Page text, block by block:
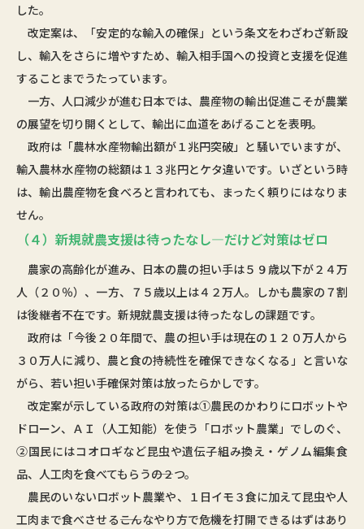
した。
改定案は、「安定的な輸入の確保」という条文をわざわざ新設
し、輸入をさらに増やすため、輸入相手国への投資と支援を促進
することまでうたっています。
一方、人口減少が進む日本では、農産物の輸出促進こそが農業
の展望を切り開くとして、輸出に血道をあげることを表明。
政府は「農林水産物輸出額が１兆円突破」と騒いでいますが、
輸入農林水産物の総額は１３兆円とケタ違いです。いざという時
は、輸出農産物を食べろと言われても、まったく頼りにはなりま
せん。
（４）新規就農支援は待ったなし―だけど対策はゼロ
農家の高齢化が進み、日本の農の担い手は５９歳以下が２４万
人（２０％）、一方、７５歳以上は４２万人。しかも農家の７割
は後継者不在です。新規就農支援は待ったなしの課題です。
政府は「今後２０年間で、農の担い手は現在の１２０万人から
３０万人に減り、農と食の持続性を確保できなくなる」と言いな
がら、若い担い手確保対策は放ったらかしです。
改定案が示している政府の対策は①農民のかわりにロボットや
ドローン、ＡＩ（人工知能）を使う「ロボット農業」でしのぐ、
②国民にはコオロギなど昆虫や遺伝子組み換え・ゲノム編集食
品、人工肉を食べてもらう――の２つ。
農民のいないロボット農業や、１日イモ３食に加えて昆虫や人
工肉まで食べさせる――こんなやり方で危機を打開できるはずはあり